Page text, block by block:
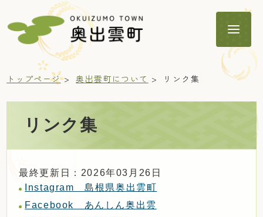
暮らし
子育て・教育
トップページ 奥出雲町について リンク集
リンク集
最終更新日：2026年03月26日
Instagram 島根県奥出雲町
Facebook あんしん奥出雲